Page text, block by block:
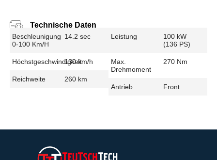
Technische Daten
Beschleunigung
0-100 Km/h
14.2 sec
Höchstgeschwindigkeit
130 km/h
Reichweite 260 km
Leistung
100 kW
(136 PS)
Max.
Drehmoment
270 Nm
Antrieb Front